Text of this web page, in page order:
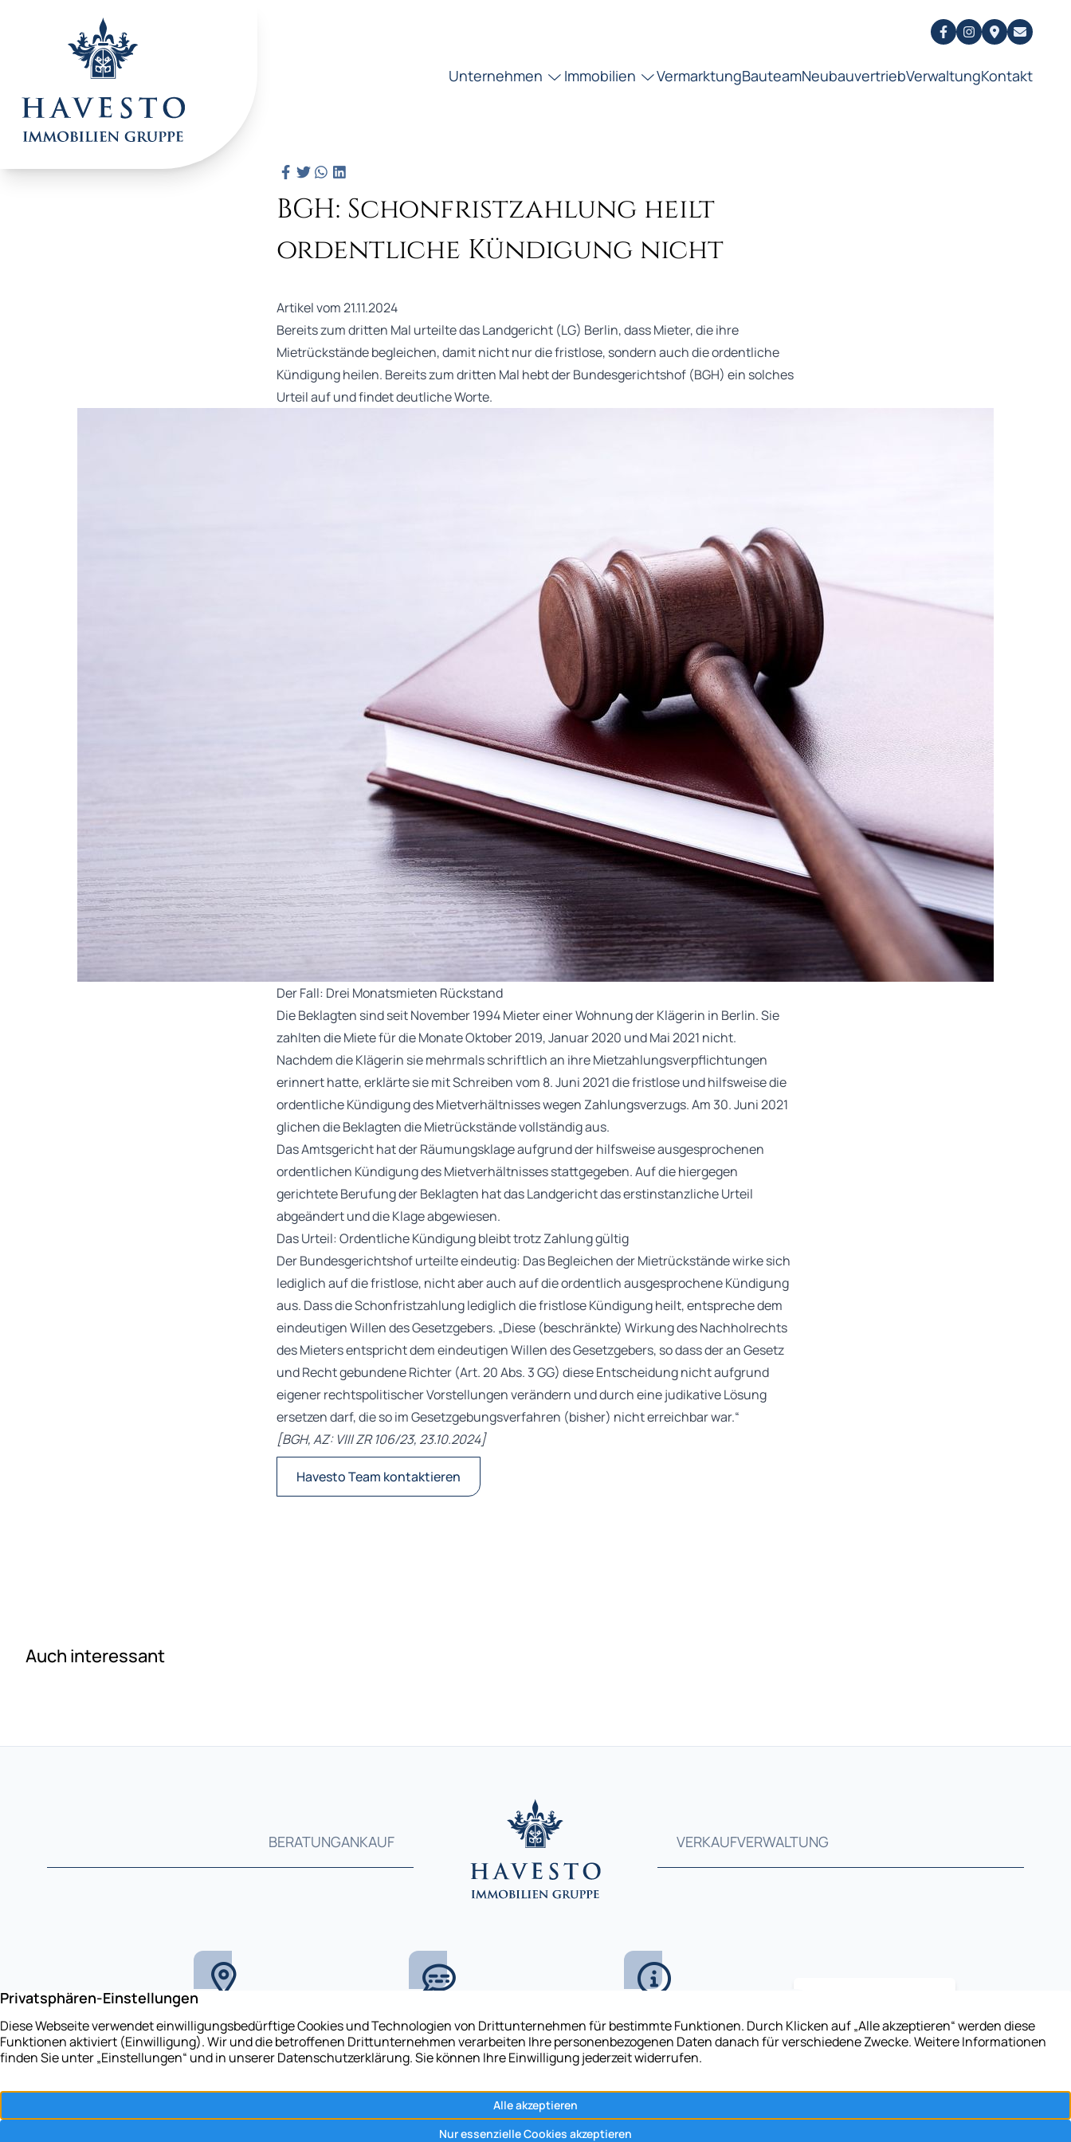
Unternehmen Immobilien VermarktungBauteamNeubauvertriebVerwaltungKontakt
BGH: Schonfristzahlung heilt
ordentliche Kündigung nicht
Artikel vom 21.11.2024
Bereits zum dritten Mal urteilte das Landgericht (LG) Berlin, dass Mieter, die ihre
Mietrückstände begleichen, damit nicht nur die fristlose, sondern auch die ordentliche
Kündigung heilen. Bereits zum dritten Mal hebt der Bundesgerichtshof (BGH) ein solches
Urteil auf und findet deutliche Worte.
Der Fall: Drei Monatsmieten Rückstand
Die Beklagten sind seit November 1994 Mieter einer Wohnung der Klägerin in Berlin. Sie
zahlten die Miete für die Monate Oktober 2019, Januar 2020 und Mai 2021 nicht.
Nachdem die Klägerin sie mehrmals schriftlich an ihre Mietzahlungsverpflichtungen
erinnert hatte, erklärte sie mit Schreiben vom 8. Juni 2021 die fristlose und hilfsweise die
ordentliche Kündigung des Mietverhältnisses wegen Zahlungsverzugs. Am 30. Juni 2021
glichen die Beklagten die Mietrückstände vollständig aus.
Das Amtsgericht hat der Räumungsklage aufgrund der hilfsweise ausgesprochenen
ordentlichen Kündigung des Mietverhältnisses stattgegeben. Auf die hiergegen
gerichtete Berufung der Beklagten hat das Landgericht das erstinstanzliche Urteil
abgeändert und die Klage abgewiesen.
Das Urteil: Ordentliche Kündigung bleibt trotz Zahlung gültig
Der Bundesgerichtshof urteilte eindeutig: Das Begleichen der Mietrückstände wirke sich
lediglich auf die fristlose, nicht aber auch auf die ordentlich ausgesprochene Kündigung
aus. Dass die Schonfristzahlung lediglich die fristlose Kündigung heilt, entspreche dem
eindeutigen Willen des Gesetzgebers. „Diese (beschränkte) Wirkung des Nachholrechts
des Mieters entspricht dem eindeutigen Willen des Gesetzgebers, so dass der an Gesetz
und Recht gebundene Richter (Art. 20 Abs. 3 GG) diese Entscheidung nicht aufgrund
eigener rechtspolitischer Vorstellungen verändern und durch eine judikative Lösung
ersetzen darf, die so im Gesetzgebungsverfahren (bisher) nicht erreichbar war.“
[BGH, AZ: VIII ZR 106/23, 23.10.2024]
Havesto Team kontaktieren
Auch interessant
BERATUNGANKAUF VERKAUFVERWALTUNG
Unser Stammhaus
Eidelstedter Weg 98a
Kontakt
+49 40 84509911
Rechtliches
Impressum
5,0/5 42 Kundenstimmen